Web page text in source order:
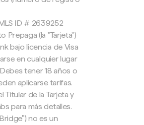
ID # 2639252
Prepaga (la "Tarjeta")
bajo licencia de Visa
en cualquier lugar
tener 18 años o
aplicarse tarifas.
Titular de la Tarjeta y
para más detalles.
no es un